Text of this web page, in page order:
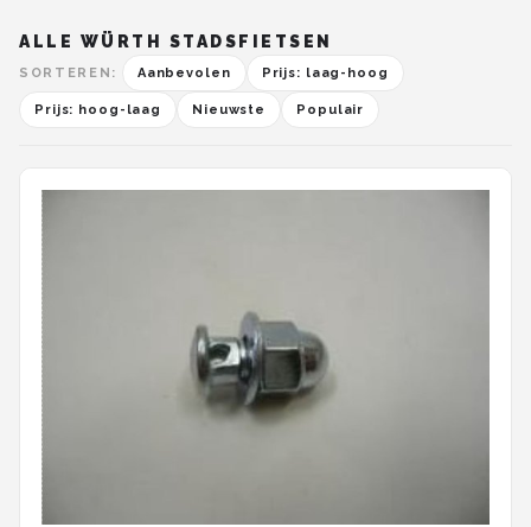
ALLE WÜRTH STADSFIETSEN
SORTEREN: Aanbevolen Prijs: laag-hoog
Prijs: hoog-laag Nieuwste Populair